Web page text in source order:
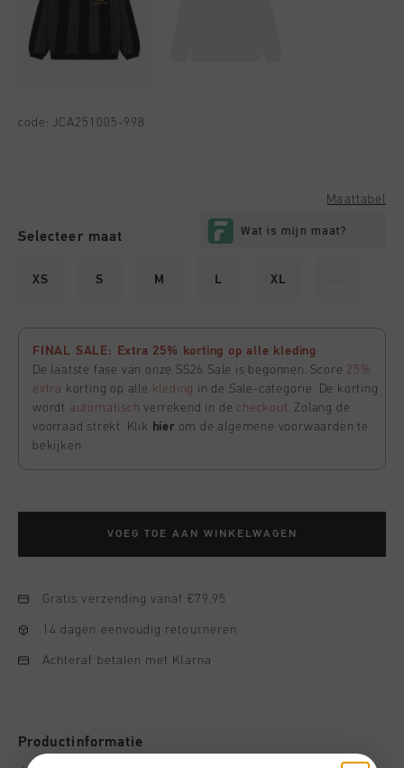
code: JCA251005-998
Selecteer maat
Maattabel
XS S M L XL
FINAL SALE: Extra 25% korting op alle kleding
De laatste fase van onze SS26 Sale is begonnen. Score 25%
extra korting op alle kleding in de Sale-categorie. De korting
wordt automatisch verrekend in decheckout . Zolang de
voorraad strekt. Klik hier om de algemene voorwaarden te
bekijken
VOEG TOE AAN WINKELWAGEN
Gratis verzending vanaf €79,95
14 dagen eenvoudig retourneren
Achteraf betalen met Klarna
Productinformatie